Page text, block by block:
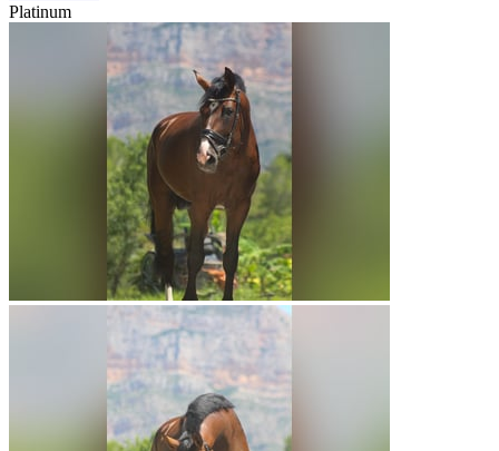
Platinum